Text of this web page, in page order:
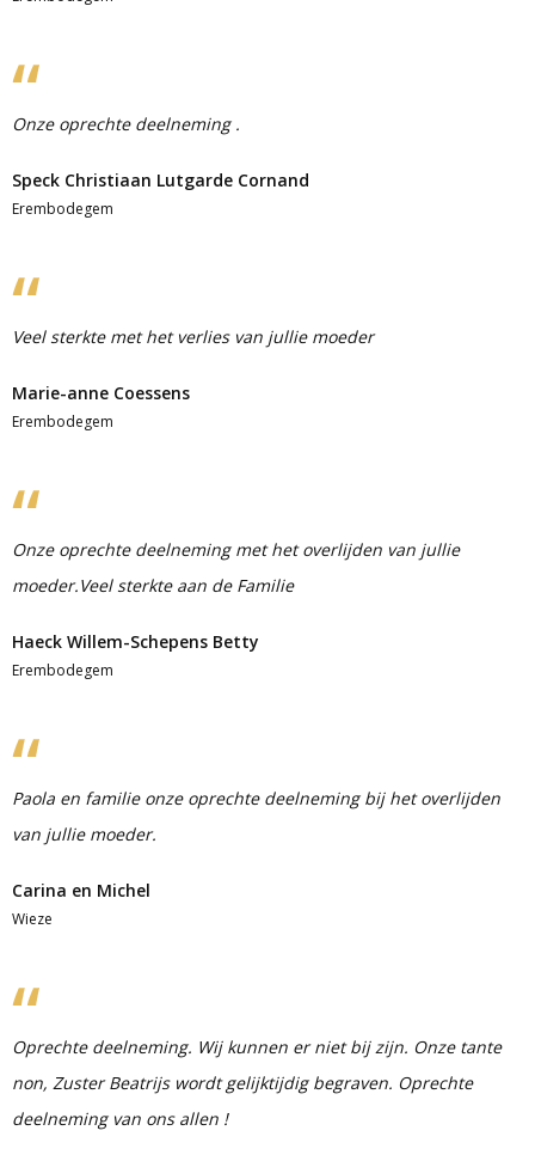
Onze oprechte deelneming .
Speck Christiaan Lutgarde Cornand
Erembodegem
Veel sterkte met het verlies van jullie moeder
Marie-anne Coessens
Erembodegem
Onze oprechte deelneming met het overlijden van jullie
moeder.Veel sterkte aan de Familie
Haeck Willem-Schepens Betty
Erembodegem
Paola en familie onze oprechte deelneming bij het overlijden
van jullie moeder.
Carina en Michel
Wieze
Oprechte deelneming. Wij kunnen er niet bij zijn. Onze tante
non, Zuster Beatrijs wordt gelijktijdig begraven. Oprechte
deelneming van ons allen !